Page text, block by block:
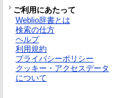
ご利用にあたって
Weblio辞書とは
検索の仕方
ヘルプ
利用規約
プライバシーポリシー
クッキー・アクセスデータ
について